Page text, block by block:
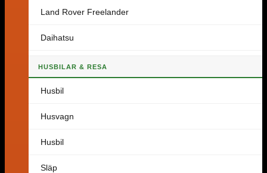
Land Rover Freelander
Daihatsu
HUSBILAR & RESA
Husbil
Husvagn
Husbil
Släp